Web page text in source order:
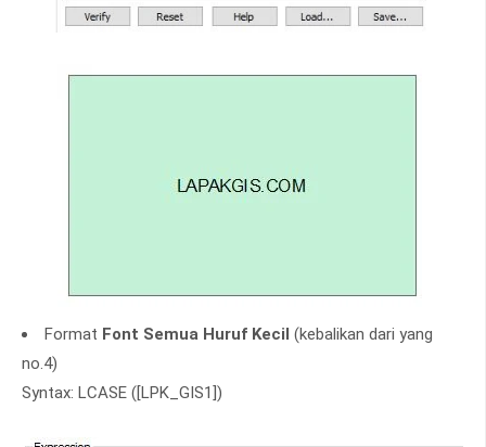
Format Font Semua Huruf Kecil (kebalikan dari yang
no.4)
Syntax: LCASE ([LPK_GIS1])